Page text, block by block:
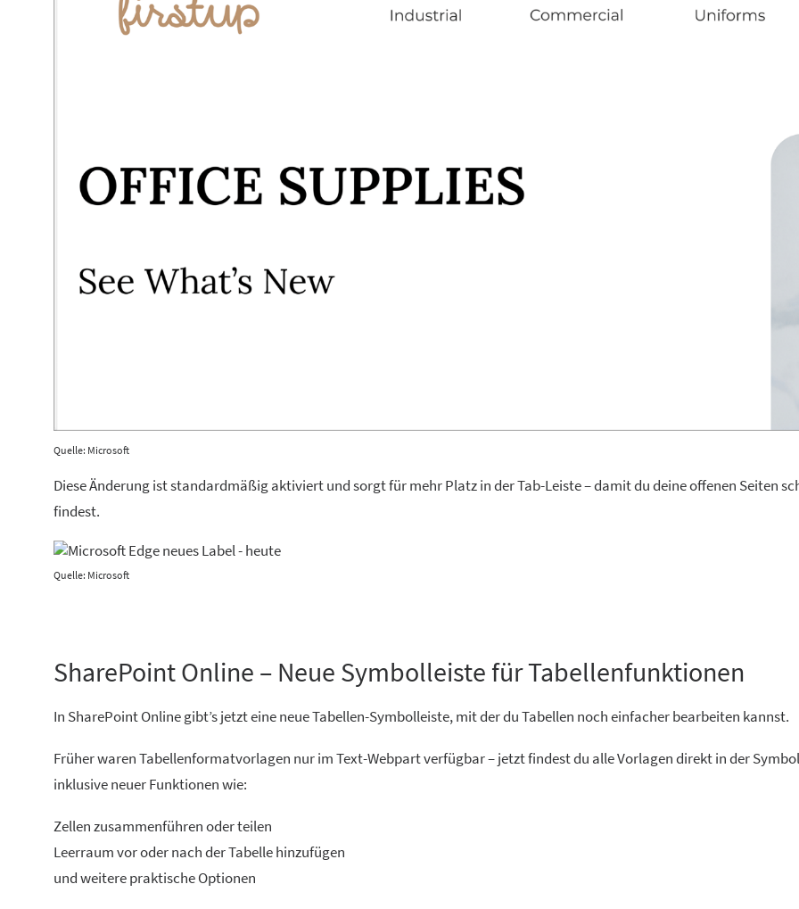
Quelle: Microsoft
Diese Änderung ist standardmäßig aktiviert und sorgt für mehr Platz in der Tab-Leiste – damit du deine offenen Seiten
findest.
Quelle: Microsoft
SharePoint Online – Neue Symbolleiste für Tabellenfunktionen
In SharePoint Online gibt’s jetzt eine neue Tabellen-Symbolleiste, mit der du Tabellen noch einfacher bearbeiten kannst.
Früher waren Tabellenformatvorlagen nur im Text-Webpart verfügbar – jetzt findest du alle Vorlagen direkt in der
inklusive neuer Funktionen wie:
Zellen zusammenführen oder teilen
Leerraum vor oder nach der Tabelle hinzufügen
und weitere praktische Optionen